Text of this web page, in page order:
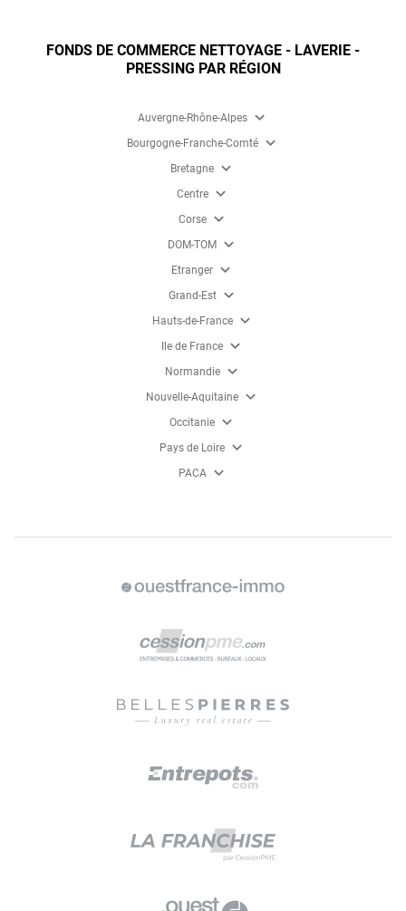
FONDS DE COMMERCE NETTOYAGE - LAVERIE -
PRESSING PAR RÉGION
Auvergne-Rhône-Alpes expand_more
Bourgogne-Franche-Comté expand_more
Bretagne expand_more
Centre expand_more
Corse expand_more
DOM-TOM expand_more
Etranger expand_more
Grand-Est expand_more
Hauts-de-France expand_more
Ile de France expand_more
Normandie expand_more
Nouvelle-Aquitaine expand_more
Occitanie expand_more
Pays de Loire expand_more
PACA expand_more